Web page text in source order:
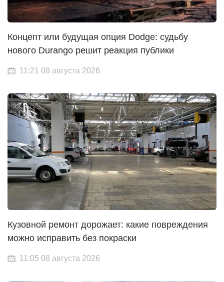
Концепт или будущая опция Dodge: судьбу
нового Durango решит реакция публики
11:21 08 августа 2026
Кузовной ремонт дорожает: какие повреждения
можно исправить без покраски
11:05 08 августа 2026